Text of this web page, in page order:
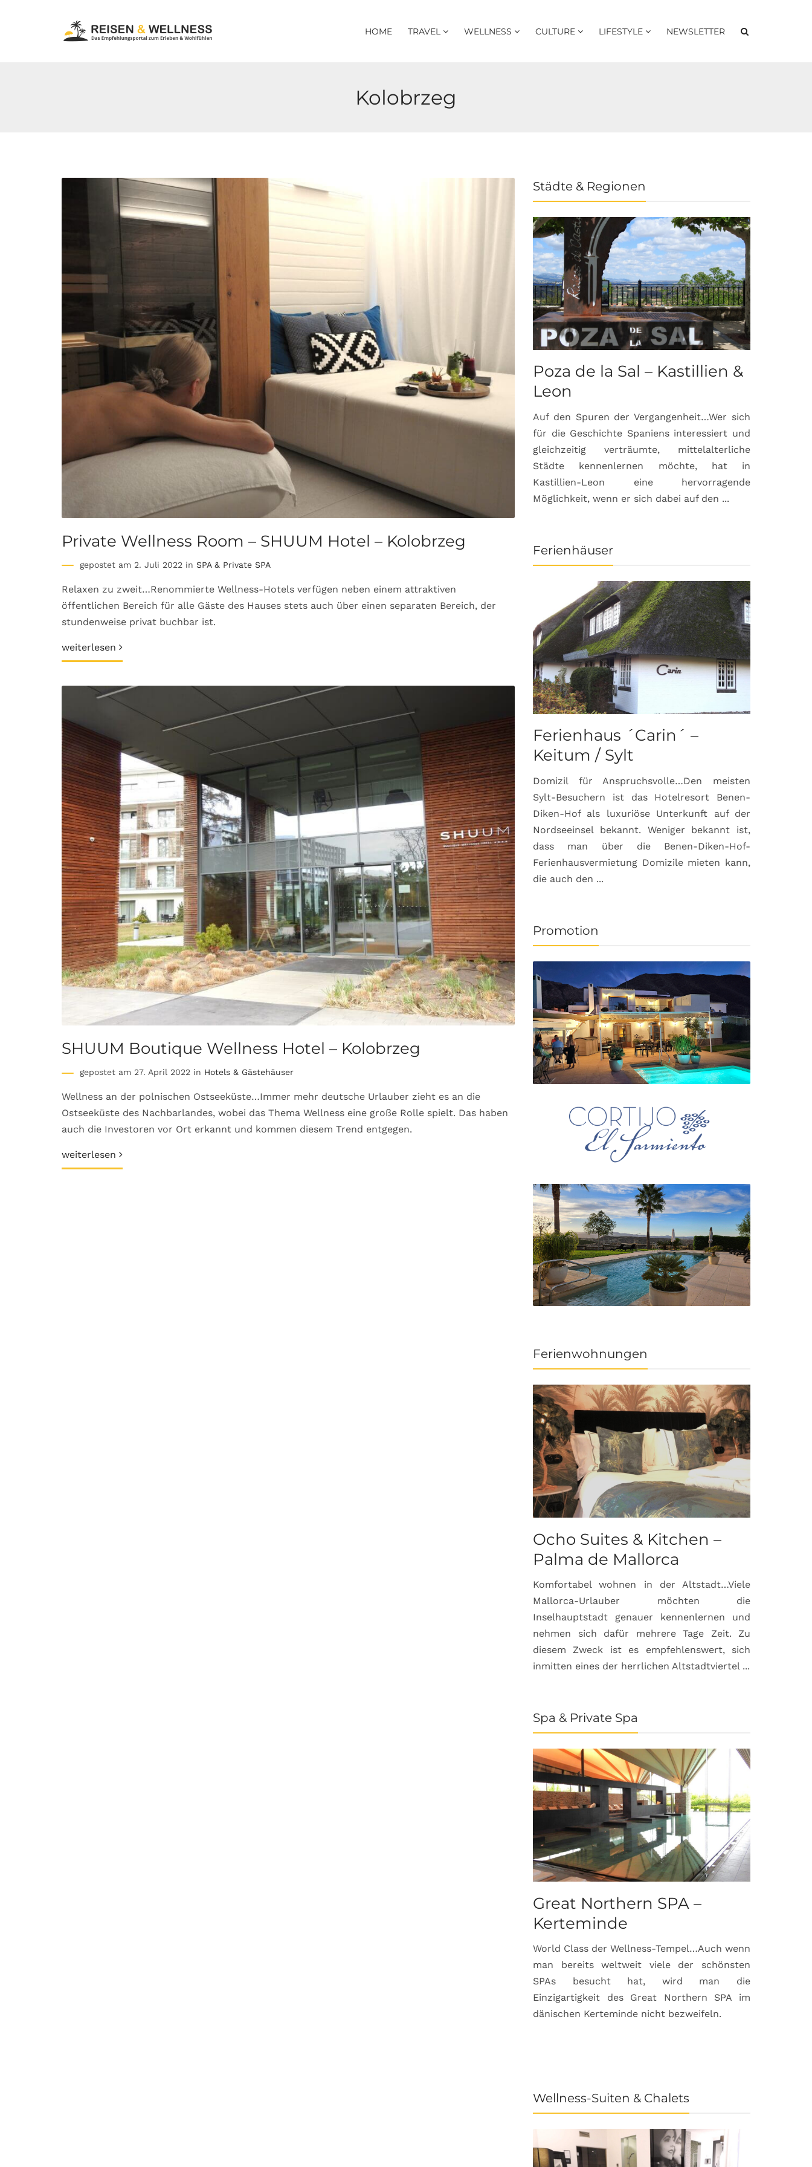
HOME TRAVEL WELLNESS CULTURE LIFESTYLE NEWSLETTER
Kolobrzeg
Private Wellness Room – SHUUM Hotel – Kolobrzeg
gepostet am 2. Juli 2022 in SPA & Private SPA
Relaxen zu zweit…Renommierte Wellness-Hotels verfügen neben einem attraktiven
öffentlichen Bereich für alle Gäste des Hauses stets auch über einen separaten Bereich, der
stundenweise privat buchbar ist.
weiterlesen
SHUUM Boutique Wellness Hotel – Kolobrzeg
gepostet am 27. April 2022 in Hotels & Gästehäuser
Wellness an der polnischen Ostseeküste…Immer mehr deutsche Urlauber zieht es an die
Ostseeküste des Nachbarlandes, wobei das Thema Wellness eine große Rolle spielt. Das haben
auch die Investoren vor Ort erkannt und kommen diesem Trend entgegen.
weiterlesen
Städte & Regionen
Poza de la Sal – Kastillien &
Leon
Auf den Spuren der Vergangenheit…Wer sich
für die Geschichte Spaniens interessiert und
gleichzeitig verträumte, mittelalterliche
Städte kennenlernen möchte, hat in
Kastillien-Leon eine hervorragende
Möglichkeit, wenn er sich dabei auf den ...
Ferienhäuser
Ferienhaus ´Carin´ –
Keitum / Sylt
Domizil für Anspruchsvolle…Den meisten
Sylt-Besuchern ist das Hotelresort Benen-
Diken-Hof als luxuriöse Unterkunft auf der
Nordseeinsel bekannt. Weniger bekannt ist,
dass man über die Benen-Diken-Hof-
Ferienhausvermietung Domizile mieten kann,
die auch den ...
Promotion
Ferienwohnungen
Ocho Suites & Kitchen –
Palma de Mallorca
Komfortabel wohnen in der Altstadt…Viele
Mallorca-Urlauber möchten die
Inselhauptstadt genauer kennenlernen und
nehmen sich dafür mehrere Tage Zeit. Zu
diesem Zweck ist es empfehlenswert, sich
inmitten eines der herrlichen Altstadtviertel ...
Spa & Private Spa
Great Northern SPA –
Kerteminde
World Class der Wellness-Tempel…Auch wenn
man bereits weltweit viele der schönsten
SPAs besucht hat, wird man die
Einzigartigkeit des Great Northern SPA im
dänischen Kerteminde nicht bezweifeln.
Wellness-Suiten & Chalets